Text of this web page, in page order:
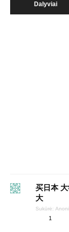
Dalyviai
买日本
大
Sukūrė:
1